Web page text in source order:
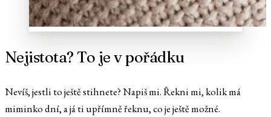
Nejistota? To je v pořádku
Nevíš, jestli to ještě stihnete? Napiš mi. Řekni mi, kolik má
miminko dní, a já ti upřímně řeknu, co je ještě možné.